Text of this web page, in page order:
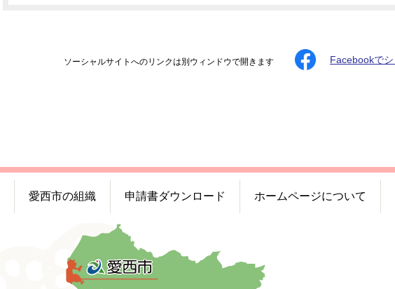
ソーシャルサイトへのリンクは別ウィンドウで開きます Facebookでシ
愛西市の組織 申請書ダウンロード ホームページについて